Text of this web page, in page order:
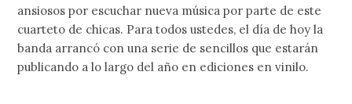
ansiosos por escuchar nueva música por parte de este
cuarteto de chicas. Para todos ustedes, el día de hoy la
banda arrancó con una serie de sencillos que estarán
publicando a lo largo del año en ediciones en vinilo.